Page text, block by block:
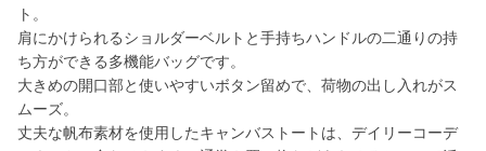
ト。
肩にかけられるショルダーベルトと手持ちハンドルの二通りの持
ち方ができる多機能バッグです。
大きめの開口部と使いやすいボタン留めで、荷物の出し入れがス
ムーズ。
丈夫な帆布素材を使用したキャンバストートは、デイリーコーデ